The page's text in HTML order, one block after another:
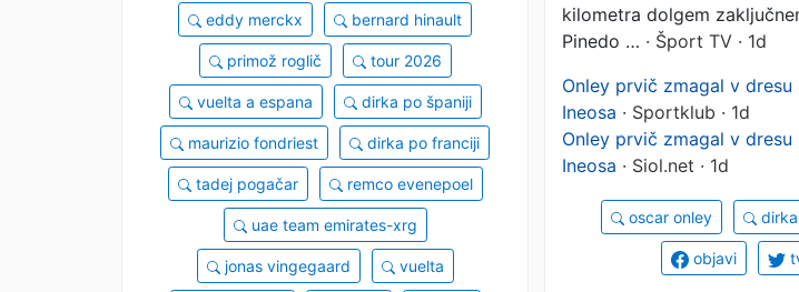
eddy merckx bernard hinault
primož roglič tour 2026
vuelta a espana dirka po španiji
maurizio fondriest dirka po franciji
tadej pogačar remco evenepoel
uae team emirates-xrg
jonas vingegaard vuelta
kilometra dolgem
Pinedo … · Šport TV · 1d
Onley prvič zmagal v dresu
Ineosa · Sportklub · 1d
Onley prvič zmagal v dresu
Ineosa · Siol.net · 1d
oscar onley
objavi